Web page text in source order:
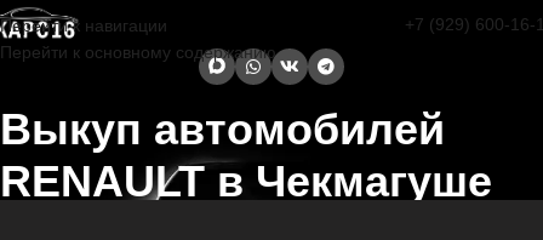
Перейти к навигации
Перейти к основному содержанию
+7 (929) 600-16-
Выкуп автомобилей
RENAULT в Чекмагуше